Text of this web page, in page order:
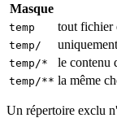
Masque
temp tout fichier
temp/
temp/* le contenu
temp/** la même
Un répertoire exclu